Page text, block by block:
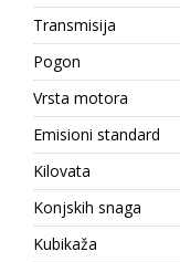
Transmisija
Pogon
Vrsta motora
Emisioni standard
Kilovata
Konjskih snaga
Kubikaža